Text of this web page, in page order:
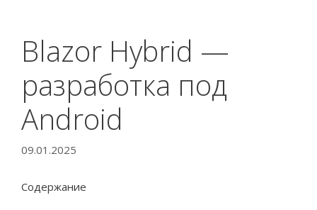
Blazor Hybrid —
разработка под
Android
09.01.2025
Содержание